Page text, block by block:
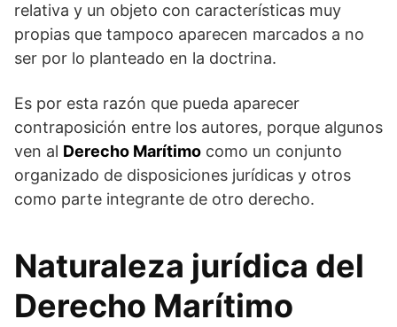
relativa y un objeto con características muy
propias que tampoco aparecen marcados a no
ser por lo planteado en la doctrina.
Es por esta razón que pueda aparecer
contraposición entre los autores, porque algunos
ven al Derecho Marítimo como un conjunto
organizado de disposiciones jurídicas y otros
como parte integrante de otro derecho.
Naturaleza jurídica del
Derecho Marítimo